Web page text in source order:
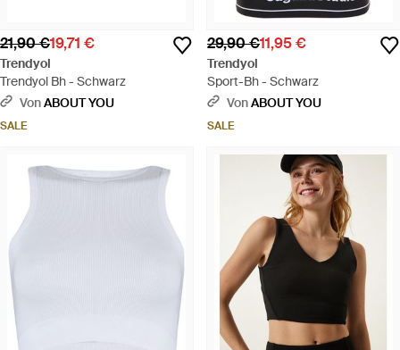
21,90 €19,71 €
Trendyol
Trendyol Bh - Schwarz
VonABOUT YOU
SALE
29,90 €11,95 €
Trendyol
Sport-Bh - Schwarz
VonABOUT YOU
SALE